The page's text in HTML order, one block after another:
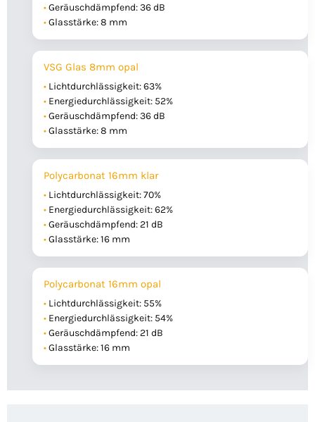
Geräuschdämpfend: 36 dB
Glasstärke: 8 mm
VSG Glas 8mm opal
Lichtdurchlässigkeit: 63%
Energiedurchlässigkeit: 52%
Geräuschdämpfend: 36 dB
Glasstärke: 8 mm
Polycarbonat 16mm klar
Lichtdurchlässigkeit: 70%
Energiedurchlässigkeit: 62%
Geräuschdämpfend: 21 dB
Glasstärke: 16 mm
Polycarbonat 16mm opal
Lichtdurchlässigkeit: 55%
Energiedurchlässigkeit: 54%
Geräuschdämpfend: 21 dB
Glasstärke: 16 mm